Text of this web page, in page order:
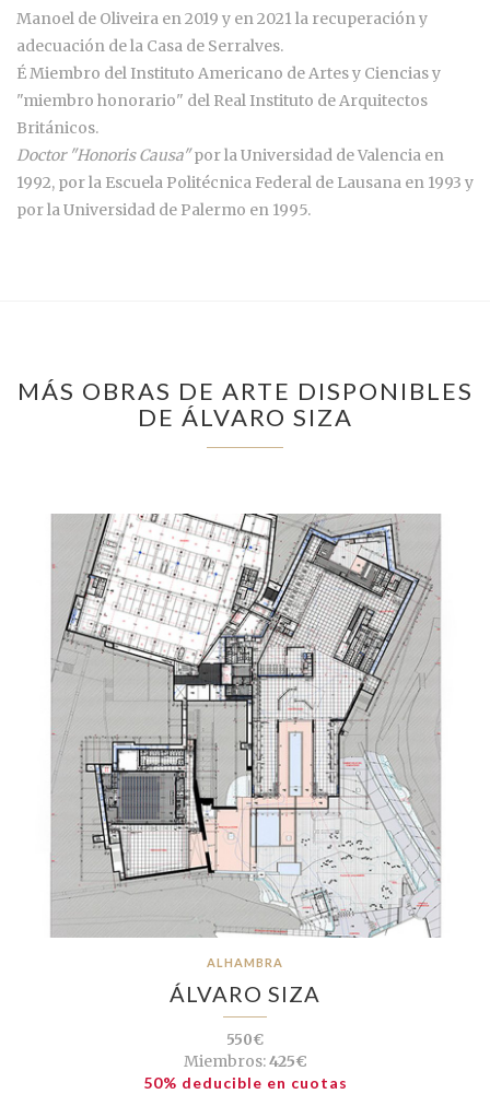
Manoel de Oliveira en 2019 y en 2021 la recuperación y
adecuación de la Casa de Serralves.
É Miembro del Instituto Americano de Artes y Ciencias y
"miembro honorario" del Real Instituto de Arquitectos
Británicos.
Doctor "Honoris Causa"por la Universidad de Valencia en
1992, por la Escuela Politécnica Federal de Lausana en 1993 y
por la Universidad de Palermo en 1995.
MÁS OBRAS DE ARTE DISPONIBLES
DE ÁLVARO SIZA
ALHAMBRA
ÁLVARO SIZA
550€
Miembros:425€
50% deducible en cuotas